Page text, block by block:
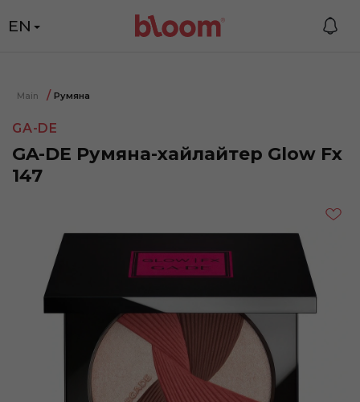
EN
Main Румяна
GA-DE
GA-DE Румяна-хайлайтер Glow Fx
147